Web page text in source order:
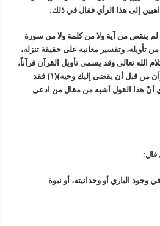
إلى هذا الرأي فقال في ذلك:
لم ينقص من آية ولا من كلمة ولا من سورة
وتفسير معانيه على حقيقة تنزله،
الله تعالى وقد يسمى تأويل القرآن قرآناً،
قال الله تعالى: ـ (ولا تعجل بالقرآن من قبل أن يقضى إليك وحيه)(١) فقد
أنّ هذا القول أشبه من مقال من ادعى
الباري أو وحدانيته، أو نبوة